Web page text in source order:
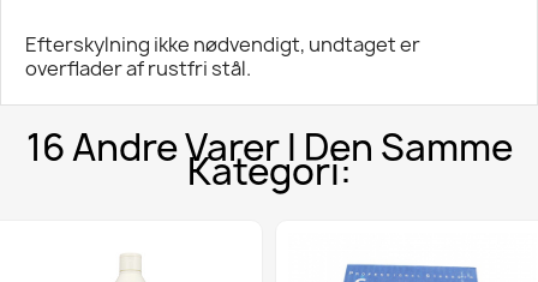
Efterskylning ikke nødvendigt, undtaget er
overflader af rustfri stål.
16 Andre Varer I Den Samme
Kategori: